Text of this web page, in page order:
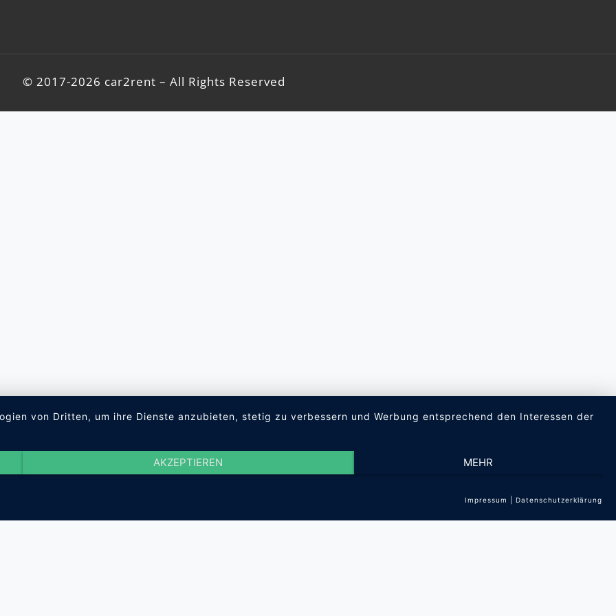
© 2017-2026 car2rent – All Rights Reserved
von Dritten, um ihre Dienste anzubieten, stetig zu verbessern und Werbung entsprechend den Interessen der
AKZEPTIEREN MEHR
Impressum Datenschutzerklärung